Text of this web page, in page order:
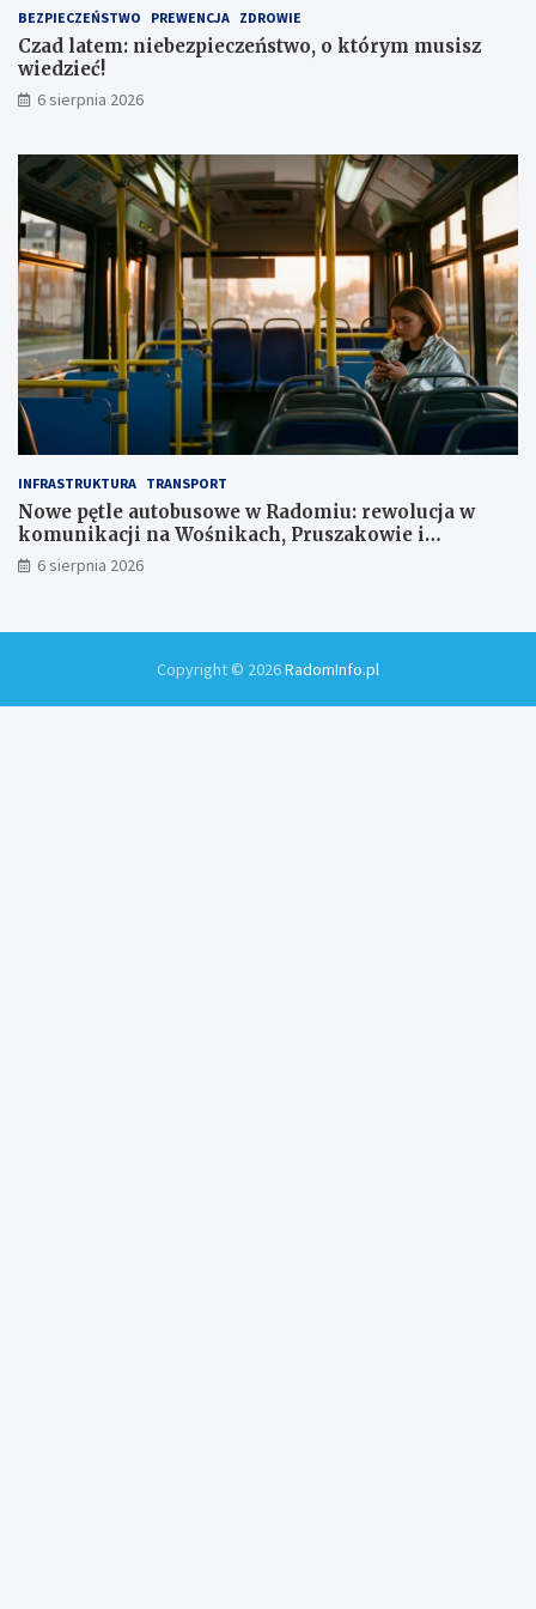
a
,
1
m
l
ł
BEZPIECZEŃSTWO PREWENCJA ZDROWIE
Czad latem: niebezpieczeństwo, o którym musisz
wiedzieć!
6 sierpnia 2026
INFRASTRUKTURA TRANSPORT
Nowe pętle autobusowe w Radomiu: rewolucja w
komunikacji na Wośnikach, Pruszakowie i
Zamłyniu
6 sierpnia 2026
Copyright © 2026RadomInfo.pl